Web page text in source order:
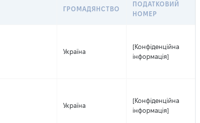
ГРОМАДЯНСТВО
ПОДАТКОВИЙ
НОМЕР
Україна
[Конфіденційна
інформація]
Україна
[Конфіденційна
інформація]